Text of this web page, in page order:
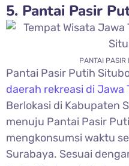
5. Pantai Pasir
PANTAI PASIR
Pantai Pasir Putih
daerah rekreasi di
Berlokasi di Kabupaten
menuju Pantai Pasir
mengkonsumsi waktu
Surabaya. Sesuai